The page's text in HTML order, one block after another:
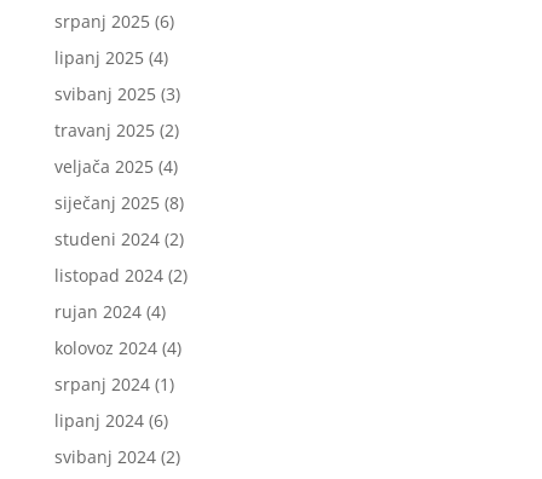
srpanj 2025(6)
lipanj 2025(4)
svibanj 2025(3)
travanj 2025(2)
veljača 2025(4)
siječanj 2025(8)
studeni 2024(2)
listopad 2024(2)
rujan 2024(4)
kolovoz 2024(4)
srpanj 2024(1)
lipanj 2024(6)
svibanj 2024(2)